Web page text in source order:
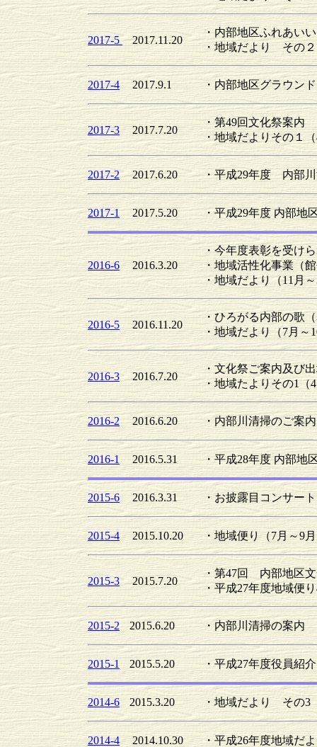
2017-5 2017.11.20
・内部地区ふれあい
・地域だより その２
2017-4 2017.9.1 ・内部地区グラウン
2017-3 2017.7.20
・第49回文化祭案内
・地域だよりその１
2017-2 2017.6.20 ・平成29年度 内部
2017-1 2017.5.20 ・平成29年度 内部地
2016-6 2016.3.20
・今年度表彰を受け
・地域活性化事業（
・地域だより（11月
2016-5 2016.11.20
・ひろがる内部の歌
・地域だより（7月～
2016-3 2016.7.20
・文化祭ご案内及び
・地域たよりその1（
2016-2 2016.6.20 ・内部川清掃のご案内
2016-1 2016.5.31 ・平成28年度 内部地
2015-6 2016.3.31 ・お披露目コンサー
2015-4 2015.10.20 ・地域便り（7月～9
2015-3 2015.7.20
・第47回 内部地区
・平成27年度地域便
2015-2 2015.6.20 ・内部川清掃の案内
2015-1 2015.5.20 ・平成27年度役員紹介
2014-6 2015.3.20 ・地域だより その3
2014-4 2014.10.30 ・平成26年度地域だ